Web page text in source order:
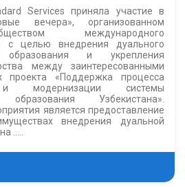
Services приняла участие в
вечера», организованном
международного
с целью внедрения дуального
образования и укрепления
между заинтересованными
проекта «Поддержка процесса
и модернизации системы
образования Узбекистана».
является предоставление
внедрения дуальной
…..